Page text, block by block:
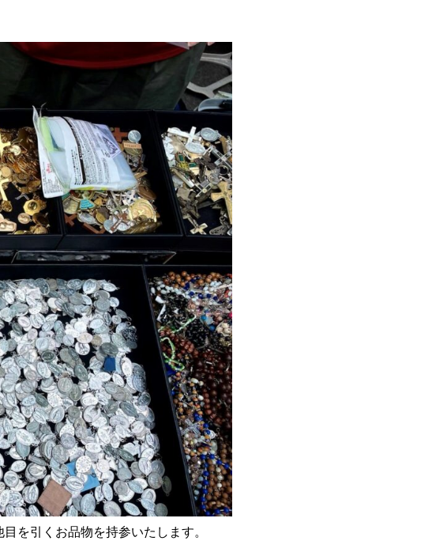
を引くお品物を持参いたします。